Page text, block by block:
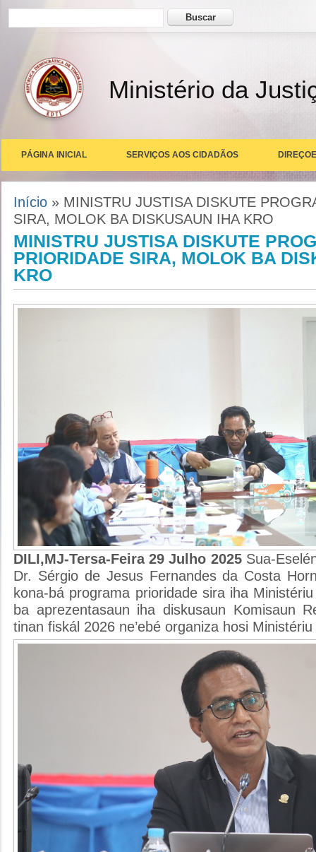
Formulário de busca Buscar
Ministério da
PÁGINA INICIAL SERVIÇOS AOS CIDADÃOS
Você está aqui
Início » MINISTRU JUSTISA DISKUTE
SIRA, MOLOK BA DISKUSAUN IHA KRO
MINISTRU JUSTISA DISKUTE
PRIORIDADE SIRA, MOLOK BA
KRO
DILI,MJ-Tersa-Feira 29 Julho 2025 Sua-
Dr. Sérgio de Jesus Fernandes da Costa
kona-bá programa prioridade sira iha
ba aprezentasaun iha diskusaun Komisaun
tinan fiskál 2026 ne’ebé organiza hosi